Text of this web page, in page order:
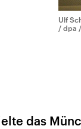
Ulf
/ dpa
das